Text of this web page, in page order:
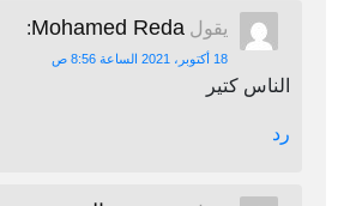
يقول Mohamed Reda
:
18 أكتوبر، 2021 الساعة 8:56 ص
الناس كتير
رد